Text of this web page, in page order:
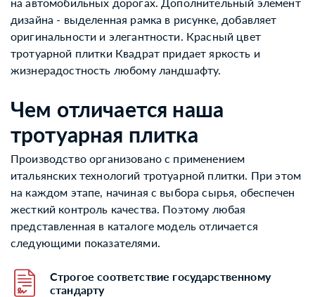
дизайна - выделенная рамка в рисунке, добавляет
оригинальности и элегантности. Красный цвет
тротуарной плитки Квадрат придает яркость и
жизнерадостность любому ландшафту.
Чем отличается наша
тротуарная плитка
Производство организовано с применением
итальянских технологий тротуарной плитки. При этом
на каждом этапе, начиная с выбора сырья, обеспечен
жесткий контроль качества. Поэтому любая
представленная в каталоге модель отличается
следующими показателями.
Строгое соответствие государственному
стандарту